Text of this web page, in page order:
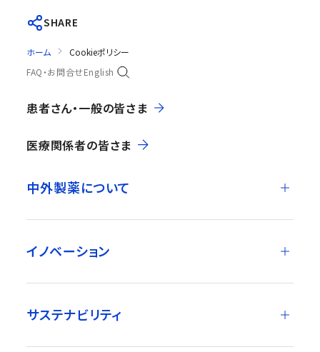
SHARE
ホーム
Cookieポリシー
FAQ・お問合せEnglish
患者さん・一般の皆さま
医療関係者の皆さま
中外製薬について
イノベーション
サステナビリティ